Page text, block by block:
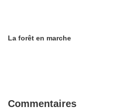
La forêt en marche
Commentaires